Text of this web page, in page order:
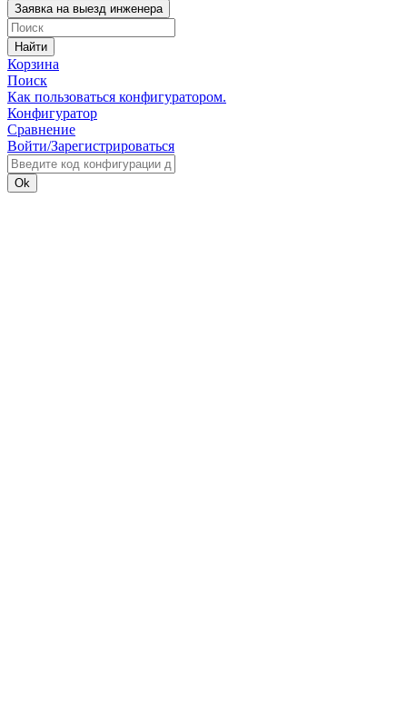
Заявка на выезд инженера
Найти
Корзина
Поиск
Как пользоваться конфигуратором.
Конфигуратор
Сравнение
Войти/Зарегистрироваться
Ok